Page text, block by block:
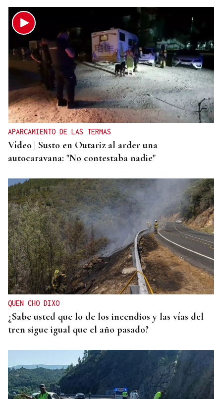
APARCAMIENTO DE LAS TERMAS
Vídeo | Susto en Outariz al arder una
autocaravana: "No contestaba nadie"
QUEN CHO DIXO
¿Sabe usted que lo de los incendios y las vías del
tren sigue igual que el año pasado?